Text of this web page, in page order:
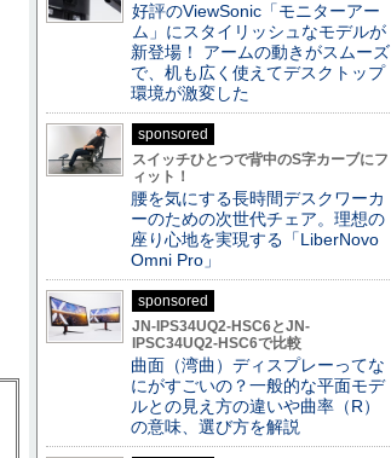
好評のViewSonic「モニターアー
ム」にスタイリッシュなモデルが
新登場！ アームの動きがスムーズ
で、机も広く使えてデスクトップ
環境が激変した
sponsored
スイッチひとつで背中のS字カーブにフ
ィット！
腰を気にする長時間デスクワーカ
ーのための次世代チェア。理想の
座り心地を実現する「LiberNovo
Omni Pro」
sponsored
JN-IPS34UQ2-HSC6とJN-
IPSC34UQ2-HSC6で比較
曲面（湾曲）ディスプレーってな
にがすごいの？一般的な平面モデ
ルとの見え方の違いや曲率（R）
の意味、選び方を解説